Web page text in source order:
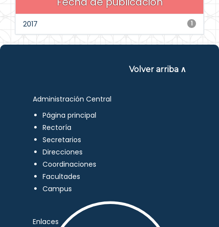
1
2017
Volver arriba ∧
Administración Central
Página principal
Rectoría
Secretarios
Direcciones
Coordinaciones
Facultades
Campus
Enlaces